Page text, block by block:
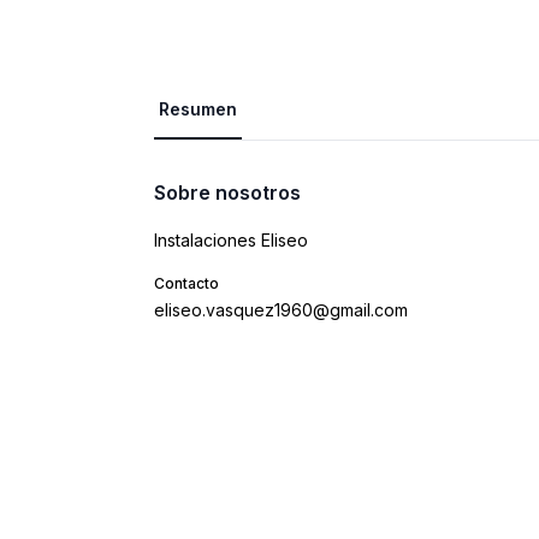
Resumen
Sobre nosotros
Instalaciones Eliseo
Contacto
eliseo.vasquez1960@gmail.com